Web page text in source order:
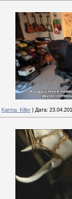
Karma_Killer Дата: